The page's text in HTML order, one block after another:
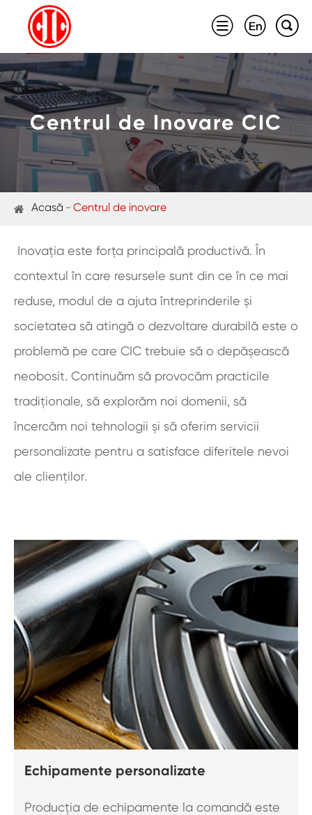
  
Centrul de Inovare CIC
Acasă Centrul de inovare
Inovația este forța principală productivă. În
contextul în care resursele sunt din ce în ce mai
reduse, modul de a ajuta întreprinderile și
societatea să atingă o dezvoltare durabilă este o
problemă pe care CIC trebuie să o depășească
neobosit. Continuăm să provocăm practicile
tradiționale, să explorăm noi domenii, să
încercăm noi tehnologii și să oferim servicii
personalizate pentru a satisface diferitele nevoi
ale clienților.
Echipamente personalizate
Producția de echipamente la comandă este